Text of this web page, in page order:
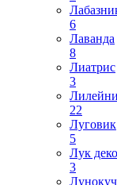
6
Лаванда
8
Лиатрис
3
22
Луговик
5
Лук
3